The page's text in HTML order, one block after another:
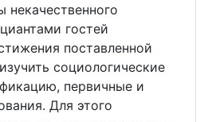
некачественного
гостей
поставленной
социологические
первичные и
Для этого